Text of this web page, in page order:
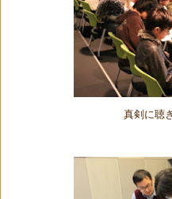
真剣に聴